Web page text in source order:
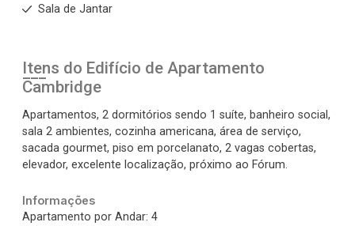
Sala de Jantar
Itens do Edifício de Apartamento
Cambridge
Apartamentos, 2 dormitórios sendo 1 suíte, banheiro social,
sala 2 ambientes, cozinha americana, área de serviço,
sacada gourmet, piso em porcelanato, 2 vagas cobertas,
elevador, excelente localização, próximo ao Fórum.
Informações
Apartamento por Andar: 4